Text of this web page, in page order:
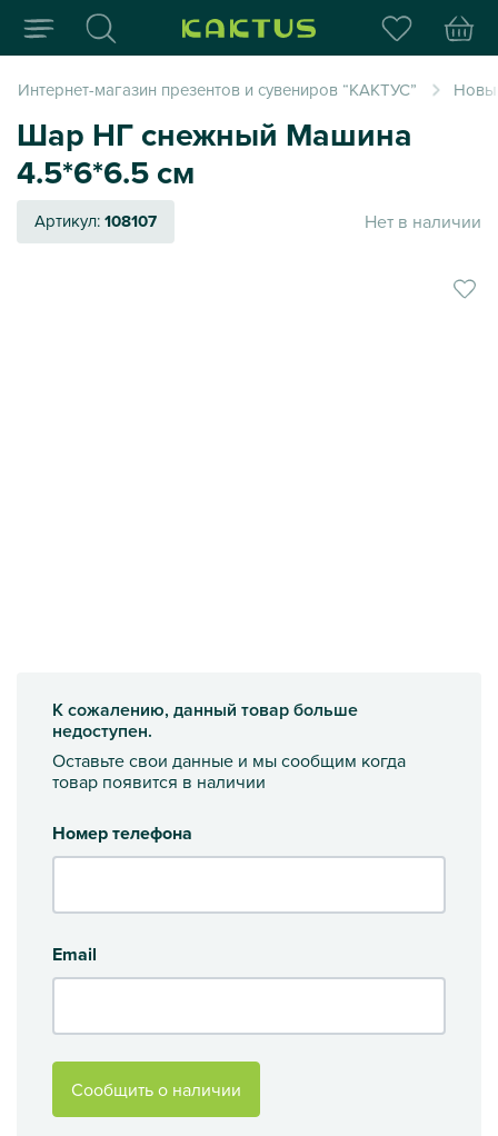
Интернет-магазин
Интернет-магазин презентов и сувениров “КАКТУС”
Шар НГ снежный Машина
4.5*6*6.5 см
Артикул:108107 Нет в наличии
К сожалению, данный товар больше
недоступен.
Оставьте свои данные и мы сообщим когда
товар появится в наличии
Номер телефона
Email
Сообщить о наличии